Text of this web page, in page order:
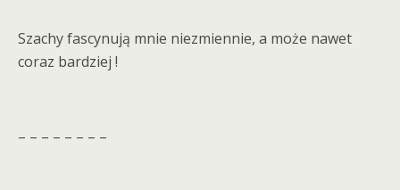
Szachy fascynują mnie niezmiennie, a może nawet
coraz bardziej !
– – – – – – – –